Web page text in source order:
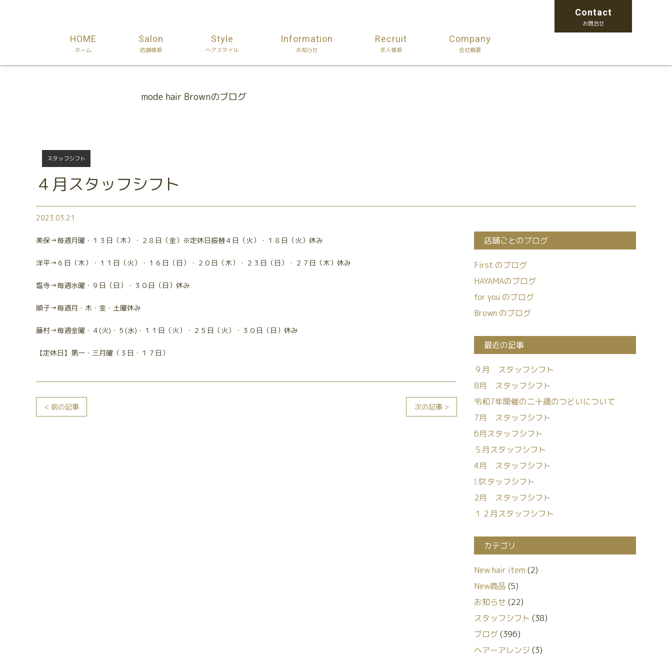
Contact
お問合せ
HOME
ホーム
Salon
店舗情報
Style
ヘアスタイル
Information
お知らせ
Recruit
求人情報
Company
会社概要
mode hair Brownのブログ
スタッフシフト
４月スタッフシフト
2023.03.21
美保→毎週月曜・１３日（木）・２８日（金）※定休日振替４日（火）・１８日（火）休み
洋平→６日（木）・１１日（火）・１６日（日）・２０日（木）・２３日（日）・２７日（木）休み
塩寺→毎週水曜・９日（日）・３０日（日）休み
順子→毎週月・木・金・土曜休み
藤村→毎週金曜・４(火)・５(水)・１１日（火）・２５日（火）・３０日（日）休み
【定休日】第一・三月曜（３日・１７日）
< 前の記事 次の記事 >
店舗ごとのブログ
First のブログ
HAYAMAのブログ
for you のブログ
Brown のブログ
最近の記事
９月 スタッフシフト
8月 スタッフシフト
令和7年開催の二十歳のつどいについて
7月 スタッフシフト
6月スタッフシフト
５月スタッフシフト
4月 スタッフシフト
㋂スタッフシフト
2月 スタッフシフト
１２月スタッフシフト
カテゴリ
New hair item (2)
New商品 (5)
お知らせ (22)
スタッフシフト (38)
ブログ(396)
ヘアーアレンジ(3)